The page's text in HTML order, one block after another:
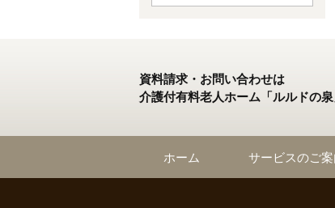
資料請求・お問い合わせは
介護付有料老人ホーム「ルルドの
ホーム サービスのご